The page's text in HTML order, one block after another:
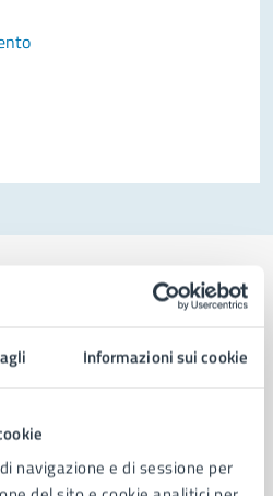
Informazioni sui cookie
navigazione e di sessione per